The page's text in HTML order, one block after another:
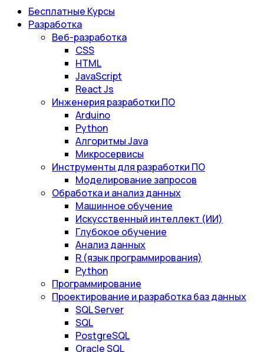
Бесплатные Курсы
Разработка
Веб-разработка
CSS
HTML
JavaScript
React Js
Инженерия разработки ПО
Arduino
Python
Алгоритмы Java
Микросервисы
Инструменты для разработки ПО
Моделирование запросов
Обработка и анализ данных
Машинное обучение
Искусственный интеллект (ИИ)
Глубокое обучение
Анализ данных
R (язык программирования)
Python
Программирование
Проектирование и разработка баз данных
SQL Server
SQL
PostgreSQL
Oracle SQL